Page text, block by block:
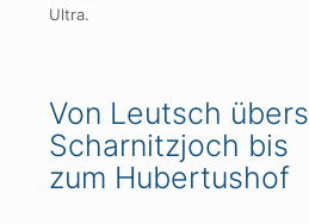
Ultra.
Von Leutsch übers
Scharnitzjoch bis
zum Hubertushof